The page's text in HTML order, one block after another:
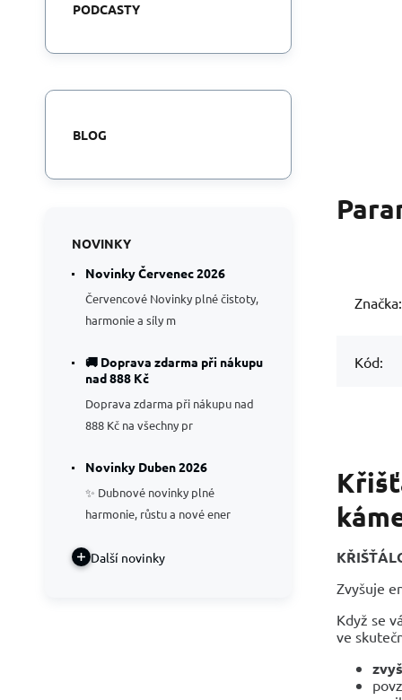
Značka:
Kód:
Zvyšuje
Když se
ve
PODCASTY
BLOG
NOVINKY
Novinky Červenec 2026
Červencové Novinky plné čistoty,
harmonie a síly m
🚚 Doprava zdarma při nákupu
nad 888 Kč
Doprava zdarma při nákupu nad
888 Kč na všechny pr
Novinky Duben 2026
✨ Dubnové novinky plné
harmonie, růstu a nové ener
Další novinky